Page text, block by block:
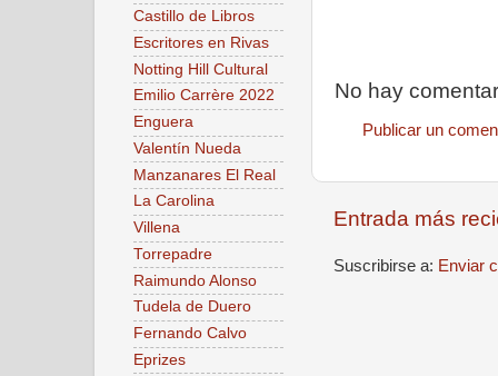
No hay
Publicar un
Entrada más
Suscribirse a: Enviar
Castillo de Libros
Escritores en Rivas
Notting Hill Cultural
Emilio Carrère 2022
Enguera
Valentín Nueda
Manzanares El Real
La Carolina
Villena
Torrepadre
Raimundo Alonso
Tudela de Duero
Fernando Calvo
Eprizes